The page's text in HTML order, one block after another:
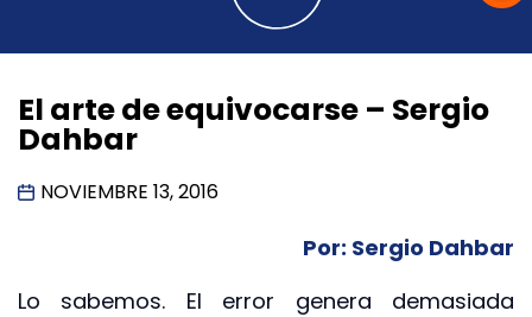
El arte de equivocarse – Sergio
Dahbar
NOVIEMBRE 13, 2016
Por: Sergio Dahbar
Lo sabemos. El error genera demasiada